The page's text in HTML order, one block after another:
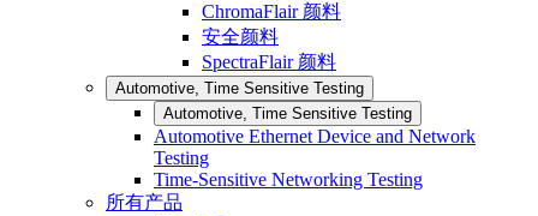
ChromaFlair 颜料
安全颜料
SpectraFlair 颜料
Automotive, Time Sensitive Testing
Automotive, Time Sensitive Testing
Automotive Ethernet Device and Network
Testing
Time-Sensitive Networking Testing
所有产品